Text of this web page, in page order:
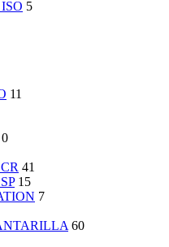
5
11
0
41
15
7
60